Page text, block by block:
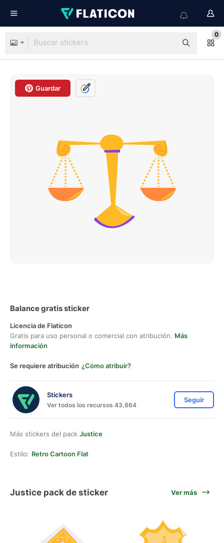
0
Guardar
Balance gratis sticker
Licencia de Flaticon
Gratis para uso personal o comercial con atribución. Más
información
Se requiere atribución ¿Cómo atribuir?
Stickers
Ver todos los recursos 43,864
Seguir
Más stickers del pack Justice
Estilo: Retro Cartoon Flat
Justice pack de sticker Ver más